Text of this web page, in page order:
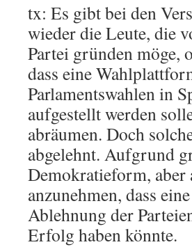
tx: Es gibt bei den
wieder die Leute, die
Partei gründen möge,
dass eine
Parlamentswahlen in
aufgestellt werden
abräumen. Doch
abgelehnt. Aufgrund
Demokratieform, aber
anzunehmen, dass
Ablehnung der
Erfolg haben könnte.